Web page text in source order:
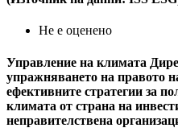
Не е оценено
Управление на климата
упражняването на правото
ефективните стратегии за
климата от страна на
неправителствена